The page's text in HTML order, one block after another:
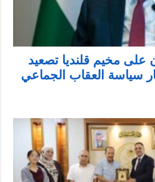
على مخيم قلنديا تصعيد
سياسة العقاب الجماعي